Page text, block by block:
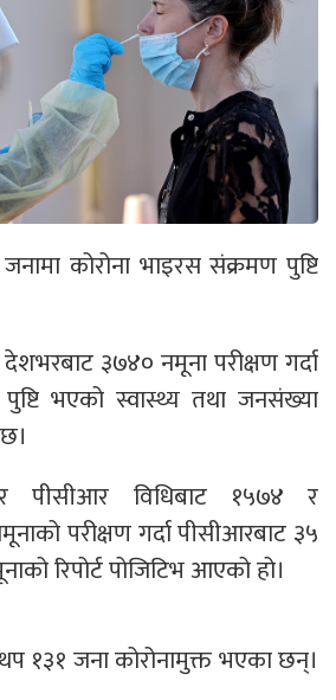
कोरोना भाइरस संक्रमण पुष्टि
३७४० नमूना परीक्षण गर्दा
भएको स्वास्थ्य तथा जनसंख्या
पीसीआर विधिबाट १५७४ र
परीक्षण गर्दा पीसीआरबाट ३५
रिपोर्ट पोजिटिभ आएको हो।
१३१ जना कोरोनामुक्त भएका छन्।